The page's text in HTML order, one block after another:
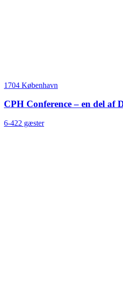
1704 København
CPH Conference – en del af
6-422 gæster